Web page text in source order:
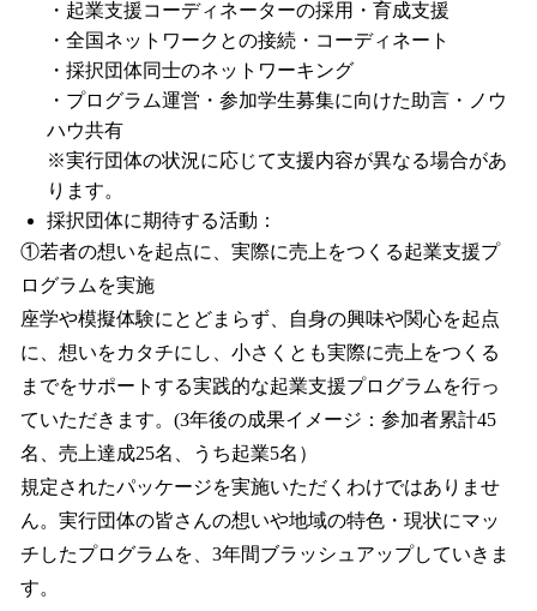
・起業支援コーディネーターの採用・育成支援
・全国ネットワークとの接続・コーディネート
・採択団体同士のネットワーキング
・プログラム運営・参加学生募集に向けた助言・ノウ
ハウ共有
※実行団体の状況に応じて支援内容が異なる場合があ
ります。
採択団体に期待する活動：
①若者の想いを起点に、実際に売上をつくる起業支援プ
ログラムを実施
座学や模擬体験にとどまらず、自身の興味や関心を起点
に、想いをカタチにし、小さくとも実際に売上をつくる
までをサポートする実践的な起業支援プログラムを行っ
ていただきます。(3年後の成果イメージ：参加者累計45
名、売上達成25名、うち起業5名）
規定されたパッケージを実施いただくわけではありませ
ん。実行団体の皆さんの想いや地域の特色・現状にマッ
チしたプログラムを、3年間ブラッシュアップしていきま
す。